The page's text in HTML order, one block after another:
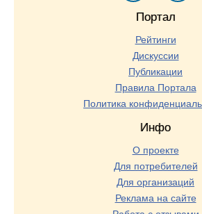
Портал
Рейтинги
Дискуссии
Публикации
Правила Портала
Политика
Инфо
О проекте
Для потребителей
Для организаций
Реклама на сайте